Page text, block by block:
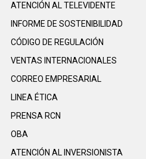
ATENCIÓN AL TELEVIDENTE
INFORME DE SOSTENIBILIDAD
CÓDIGO DE REGULACIÓN
VENTAS INTERNACIONALES
CORREO EMPRESARIAL
LINEA ÉTICA
PRENSA RCN
OBA
ATENCIÓN AL INVERSIONISTA